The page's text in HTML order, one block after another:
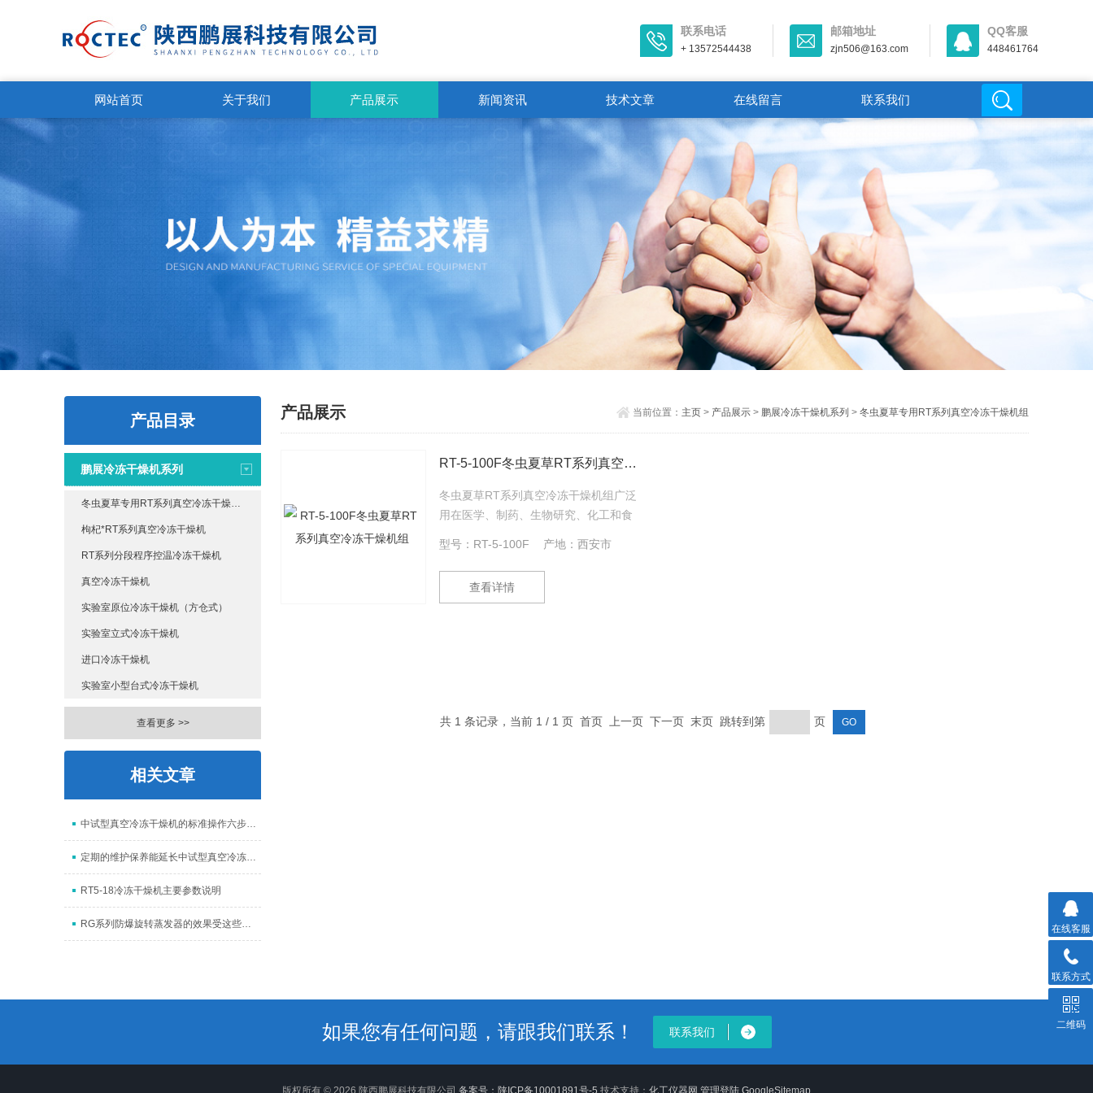
联系电话
+ 13572544438
邮箱地址
zjn506@163.com
QQ客服
448461764
网站首页 关于我们 产品展示 新闻资讯 技术文章 在线留言 联系我们
产品目录
鹏展冷冻干燥机系列
冬虫夏草专用RT系列真空冷冻干燥机组
枸杞*RT系列真空冷冻干燥机
RT系列分段程序控温冷冻干燥机
真空冷冻干燥机
实验室原位冷冻干燥机（方仓式）
实验室立式冷冻干燥机
进口冷冻干燥机
实验室小型台式冷冻干燥机
查看更多 >>
相关文章
中试型真空冷冻干燥机的标准操作六步精要介绍
定期的维护保养能延长中试型真空冷冻干燥机使用寿命
RT5-18冷冻干燥机主要参数说明
RG系列防爆旋转蒸发器的效果受这些因素的影响
产品展示 当前位置： 主页> 产品展示> 鹏展冷冻干燥机系列 > 冬虫夏草专用RT系列真空冷冻干燥机组
RT-5-100F冬虫夏草RT系列真空冷冻干燥机组
冬虫夏草RT系列真空冷冻干燥机组广泛
用在医学、制药、生物研究、化工和食
长期保存，加水后能恢复到冻干前状态
并保持原有生化特性。 RT-5-100F(硅
油加热)冷冻干燥机，原位冻干(产品)。
型号：RT-5-100F 产地：西安市
查看详情
共 1 条记录，当前 1 / 1 页 首页 上一页 下一页 末页 跳转到第 页
如果您有任何问题，请跟我们联系！ 联系我们
版权所有 © 2026 陕西鹏展科技有限公司 备案号：陕ICP备10001891号-5 技术支持： 化工仪器网 管理登陆 GoogleSitemap
在线客服
联系方式
二维码